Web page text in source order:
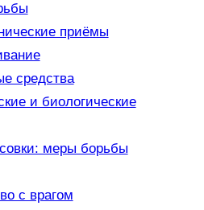
приёмы
средства
и биологические
меры борьбы
с врагом